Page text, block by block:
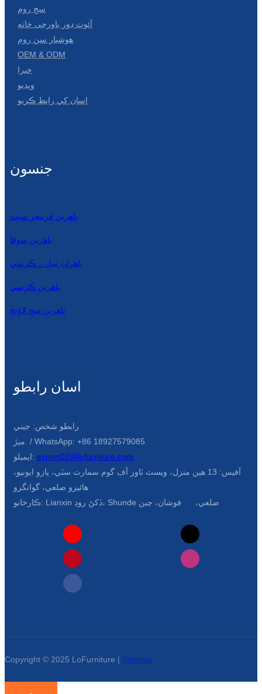
سج روم
آئوٽ ڊور باورچی خانه
هوشيار سن روم
OEM & ODM
خبرا
ويڊيو
اسان کي رابط ڪريو
جنسون
ٻاهرين فرنيچر سيٽ
ٻاهرين سوفا
ٻاهران ٽيبل ۽ ڪرسي
ٻاهرين ڪرسي
ٻاھرين سج لاؤنج
اسان رابطو
رابطو شخص: جيني
ميڙ. / WhatsApp: +86 18927579085
ايميلو: export02@lofurniture.com
آفيس: 13 هين منزل، ويسٽ ٽاور آف گوم سمارٽ سٽي، پازو ايونيو،
هائيزو ضلعي، گوانگزو
ڪارخانو: Lianxin ڏکڻ روڊ، Shunde ضلعي، فوشان، چين
Copyright © 2025 LoFurniture | Sitemap